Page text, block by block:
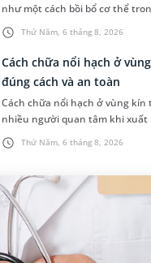
Thứ Năm, 6 tháng 8, 2026
như một cách bồi bổ cơ thể
điều trị ung thư. Tuy nhiên, câu
ung thư có uống được sâm kh...
Thứ Năm, 6 tháng 8, 2026
Cách chữa nổi hạch ở
đúng cách và an toàn
Cách chữa nổi hạch ở vùng kín
nhiều người quan tâm khi xuất
nhỏ ở vùng bẹn hoặc cơ quan
hạch mới xuất hiện, kích th...